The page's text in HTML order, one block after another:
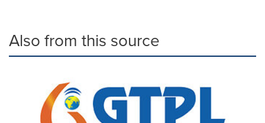
Also from this source